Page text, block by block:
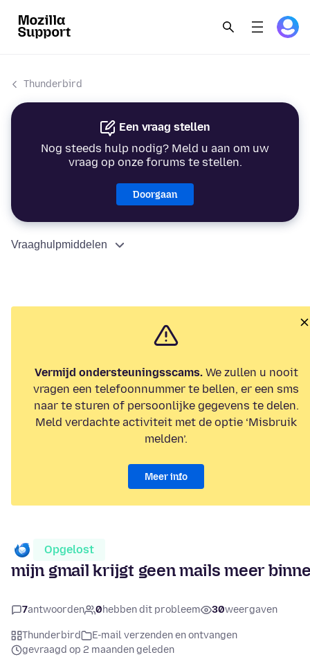
Thunderbird
Een vraag stellen
Nog steeds hulp nodig? Meld u aan om uw
vraag op onze forums te stellen.
Doorgaan
Vraaghulpmiddelen
Vermijd ondersteuningsscams.We zullen u nooit
vragen een telefoonnummer te bellen, er een sms
naar te sturen of persoonlijke gegevens te delen.
Meld verdachte activiteit met de optie ‘Misbruik
melden’.
Meer info
Opgelost
mijn gmail krijgt geen mails meer
7antwoorden 0hebben dit probleem 30weergaven
Thunderbird
E-mail verzenden en ontvangen
gevraagd op 2 maanden geleden